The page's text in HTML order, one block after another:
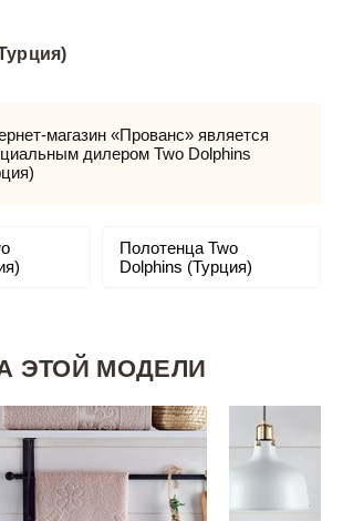
магазин «Прованс» является
дилером Two Dolphins
Полотенца Two
Dolphins (Турция)
ЭТОЙ МОДЕЛИ